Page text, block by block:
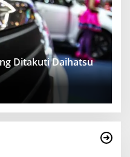
Ditakuti Daihatsu